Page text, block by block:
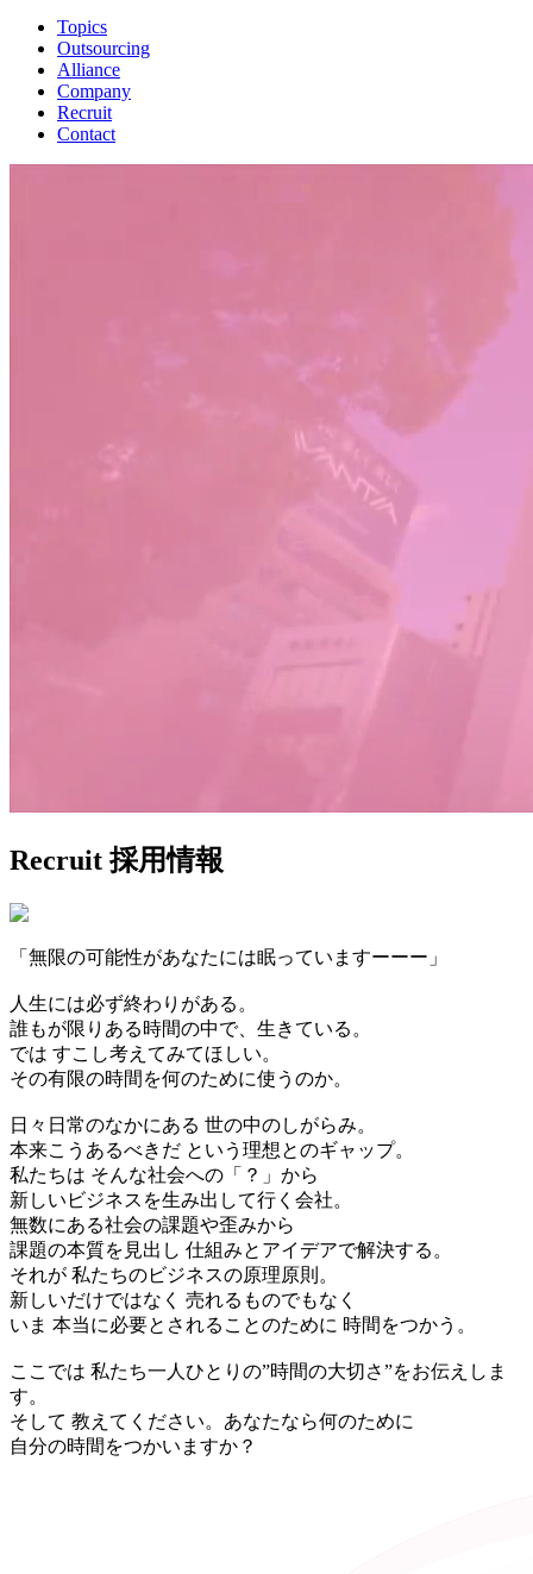
Topics
Outsourcing
Alliance
Company
Recruit
Contact
Recruit 採用情報
「無限の可能性があなたには眠っていますーーー」
人生には必ず終わりがある。
誰もが限りある時間の中で、生きている。
では すこし考えてみてほしい。
その有限の時間を何のために使うのか。
日々日常のなかにある 世の中のしがらみ。
本来こうあるべきだ という理想とのギャップ。
私たちは そんな社会への「？」から
新しいビジネスを生み出して行く会社。
無数にある社会の課題や歪みから
課題の本質を見出し 仕組みとアイデアで解決する。
それが 私たちのビジネスの原理原則。
新しいだけではなく 売れるものでもなく
いま 本当に必要とされることのために 時間をつかう。
ここでは 私たち一人ひとりの”時間の大切さ”をお伝えしま
す。
そして 教えてください。あなたなら何のために
自分の時間をつかいますか？